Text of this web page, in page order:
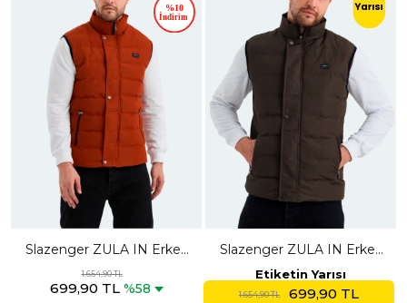
Slazenger ZULA IN Erkek
Şişme Turuncu Yelek
1.654,90 TL
699,90 TL %58
Slazenger ZULA IN Erkek
Şişme Haki Yelek
Etiketin Yarısı
1.654,90 TL 699,90 TL